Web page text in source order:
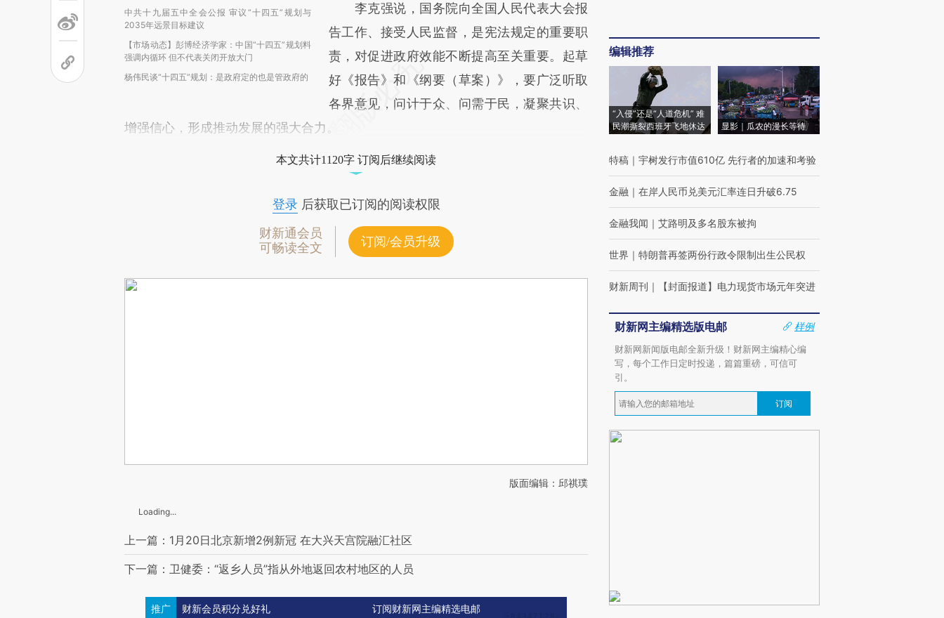
中共十九届五中全会公报 审议“十四五”规划与
2035年远景目标建议
【市场动态】彭博经济学家：中国“十四五”规划料
强调内循环 但不代表关闭开放大门
杨伟民谈“十四五”规划：是政府定的也是管政府的
李克强说，国务院向全国人民代表大会报
告工作、接受人民监督，是宪法规定的重要职
责，对促进政府效能不断提高至关重要。起草
好《报告》和《纲要（草案）》，要广泛听取
各界意见，问计于众、问需于民，凝聚共识、
增强信心，形成推动发展的强大合力。
本文共计1120字 订阅后继续阅读
登录后获取已订阅的阅读权限
财新通会员
可畅读全文
订阅/会员升级
版面编辑：邱祺璞
Loading...
上一篇：1月20日北京新增2例新冠 在大兴天宫院融汇社区
下一篇：卫健委：“返乡人员”指从外地返回农村地区的人员
推广 财新会员积分兑好礼 订阅财新网主编精选电邮
编辑推荐
“入侵”还是“人道危机” 难
民潮撕裂西班牙飞地休达
显影｜瓜农的漫长等待
特稿 ｜ 宇树发行市值610亿 先行者的加速和考验
金融 ｜ 在岸人民币兑美元汇率连日升破6.75
金融我闻 ｜ 艾路明及多名股东被拘
世界 ｜ 特朗普再签两份行政令限制出生公民权
财新周刊 ｜ 【封面报道】电力现货市场元年突进
财新网主编精选版电邮
样例
财新网新闻版电邮全新升级！财新网主编精心编
写，每个工作日定时投递，篇篇重磅，可信可
引。
订阅